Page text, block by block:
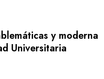
y moderna
Universitaria